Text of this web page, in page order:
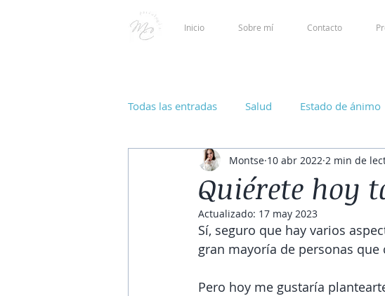
Inicio Sobre mí Contacto
Todas las entradas Salud Estado de ánimo
Quiérete hoy
Montse 10 abr 2022 2 min de
Actualizado: 17 may 2023
Sí, seguro que hay varios
gran mayoría de personas que
Pero hoy me gustaría